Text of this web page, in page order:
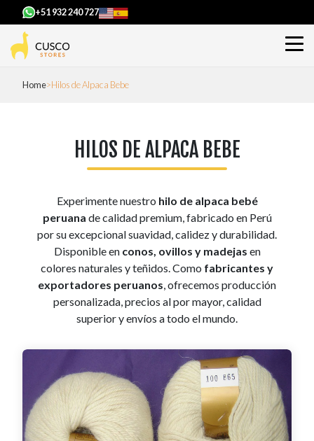
+51 932 240 727
Home Hilos de Alpaca Bebe
HILOS DE ALPACA BEBE
Experimente nuestro hilo de alpaca bebé
peruana de calidad premium, fabricado en Perú
por su excepcional suavidad, calidez y durabilidad.
Disponible en conos, ovillos y madejas en
colores naturales y teñidos. Como fabricantes y
exportadores peruanos, ofrecemos producción
personalizada, precios al por mayor, calidad
superior y envíos a todo el mundo.